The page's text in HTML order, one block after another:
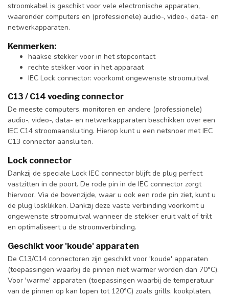
stroomkabel is geschikt voor vele electronische apparaten,
waaronder computers en (professionele) audio-, video-, data- en
netwerkapparaten.
Kenmerken:
haakse stekker voor in het stopcontact
rechte stekker voor in het apparaat
IEC Lock connector: voorkomt ongewenste stroomuitval
C13 / C14 voeding connector
De meeste computers, monitoren en andere (professionele)
audio-, video-, data- en netwerkapparaten beschikken over een
IEC C14 stroomaansluiting. Hierop kunt u een netsnoer met IEC
C13 connector aansluiten.
Lock connector
Dankzij de speciale Lock IEC connector blijft de plug perfect
vastzitten in de poort. De rode pin in de IEC connector zorgt
hiervoor. Via de bovenzijde, waar u ook een rode pin ziet, kunt u
de plug losklikken. Dankzij deze vaste verbinding voorkomt u
ongewenste stroomuitval wanneer de stekker eruit valt of trilt
en optimaliseert u de stroomverbinding.
Geschikt voor 'koude' apparaten
De C13/C14 connectoren zijn geschikt voor 'koude' apparaten
(toepassingen waarbij de pinnen niet warmer worden dan 70°C).
Voor 'warme' apparaten (toepassingen waarbij de temperatuur
van de pinnen op kan lopen tot 120°C) zoals grills, kookplaten,